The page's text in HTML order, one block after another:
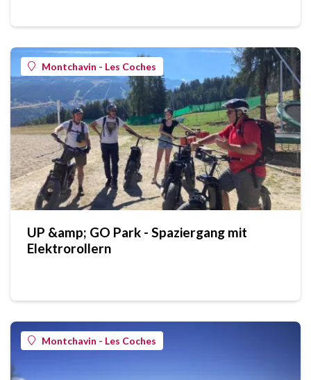
Montchavin - Les Coches
UP &amp; GO Park - Spaziergang mit
Elektrorollern
Montchavin - Les Coches